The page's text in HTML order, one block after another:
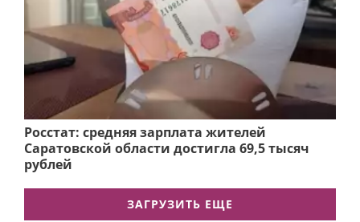
Росстат: средняя зарплата жителей
Саратовской области достигла 69,5 тысяч
рублей
ЗАГРУЗИТЬ ЕЩЕ